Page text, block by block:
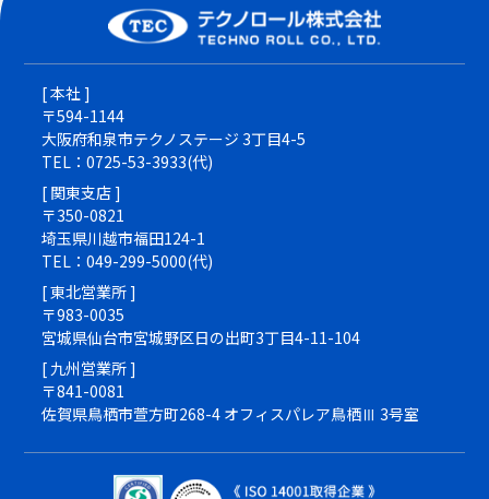
[ 本社 ]
〒594-1144
大阪府和泉市テクノステージ 3丁目4-5
TEL：0725-53-3933(代)
[ 関東支店 ]
〒350-0821
埼玉県川越市福田124-1
TEL：049-299-5000(代)
[ 東北営業所 ]
〒983-0035
宮城県仙台市宮城野区日の出町3丁目4-11-104
[ 九州営業所 ]
〒841-0081
佐賀県鳥栖市萱方町268-4 オフィスパレア鳥栖Ⅲ 3号室